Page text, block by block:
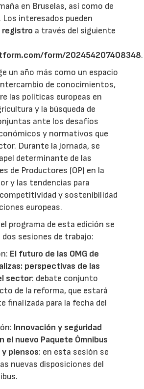
en Bruselas, así como de
interesados pueden
registro a través del siguiente
form/202454207408348.
un año más como un espacio
de conocimientos,
las políticas europeas en
y la búsqueda de
ante los desafíos
y normativos que
Durante la jornada, se
determinante de las
de Productores (OP) en la
y las tendencias para
y sostenibilidad
europeas.
programa de esta edición se
sesiones de trabajo:
El futuro de las OMG de
perspectivas de las
sector: debate conjunto
de la reforma, que estará
finalizada para la fecha del
Innovación y seguridad
el nuevo Paquete Ómnibus
piensos: en esta sesión se
nuevas disposiciones del